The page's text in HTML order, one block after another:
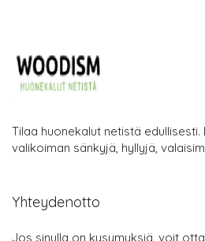
Tilaa huonekalut netistä
valikoiman sänkyjä, hyllyjä,
Yhteydenotto
Jos sinulla on kysymyksiä, voit